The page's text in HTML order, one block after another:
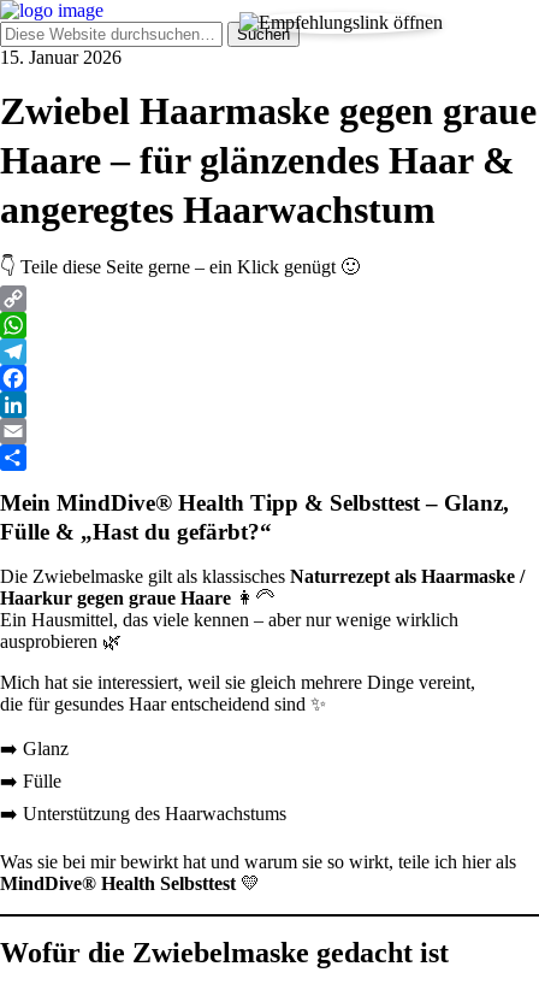
15. Januar 2026
Zwiebel Haarmaske gegen graue
Haare – für glänzendes Haar &
angeregtes Haarwachstum
👇 Teile diese Seite gerne – ein Klick genügt 🙂
Copy
Link
WhatsApp
Telegram
Facebook
LinkedIn
Email
Mein MindDive® Health Tipp & Selbsttest – Glanz,
Fülle & „Hast du gefärbt?“
Die Zwiebelmaske gilt als klassisches Naturrezept als Haarmaske /
Haarkur gegen graue Haare 👩‍🦳
Ein Hausmittel, das viele kennen – aber nur wenige wirklich
ausprobieren 🌿
Mich hat sie interessiert, weil sie gleich mehrere Dinge vereint,
die für gesundes Haar entscheidend sind ✨
➡️ Glanz
➡️ Fülle
➡️ Unterstützung des Haarwachstums
Was sie bei mir bewirkt hat und warum sie so wirkt, teile ich hier als
MindDive® Health Selbsttest 💛
Wofür die Zwiebelmaske gedacht ist